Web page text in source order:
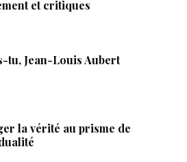
et critiques
tu, Jean-Louis Aubert
la vérité au prisme de